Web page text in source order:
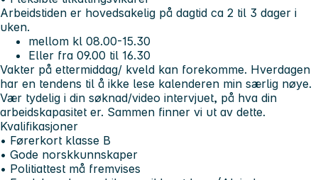
Arbeidstiden er hovedsakelig på dagtid ca 2 til 3 dager i
uken.
mellom kl 08.00-15.30
Eller fra 09.00 til 16.30
Vakter på ettermiddag/ kveld kan forekomme. Hverdagen
har en tendens til å ikke lese kalenderen min særlig nøye.
Vær tydelig i din søknad/video intervjuet, på hva din
arbeidskapasitet er. Sammen finner vi ut av dette.
Kvalifikasjoner
• Førerkort klasse B
• Gode norskkunnskaper
• Politiattest må fremvises